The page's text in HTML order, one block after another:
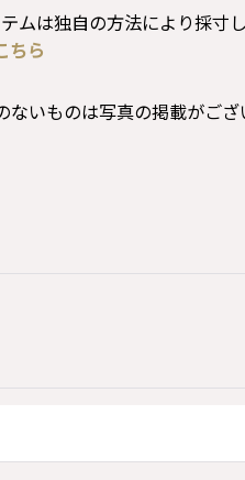
ムは独自の方法により採寸し
ちら
ないものは写真の掲載がござ